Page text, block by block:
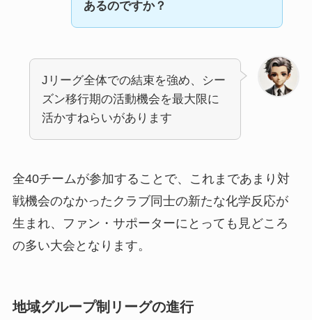
あるのですか？
Jリーグ全体での結束を強め、シー
ズン移行期の活動機会を最大限に
活かすねらいがあります
全40チームが参加することで、これまであまり対
戦機会のなかったクラブ同士の新たな化学反応が
生まれ、ファン・サポーターにとっても見どころ
の多い大会となります。
地域グループ制リーグの進行